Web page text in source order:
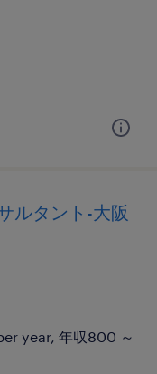
ルタント-大阪
year, 年収800 ～